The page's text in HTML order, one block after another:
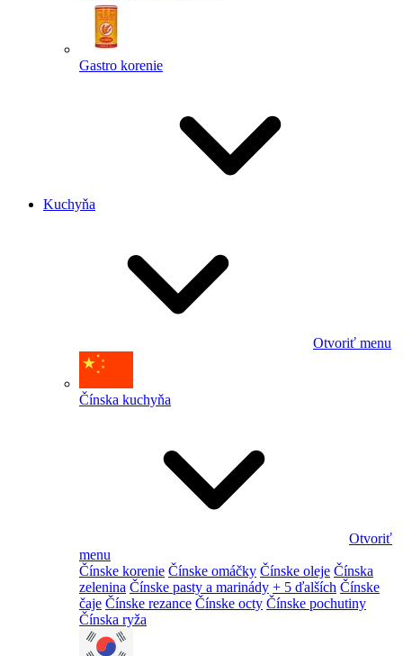
Gastro korenie
Kuchyňa
Otvoriť menu
Čínska kuchyňa
Otvoriť
menu
Čínske korenie Čínske omáčky Čínske oleje Čínska
zelenina Čínske pasty a marinády + 5 ďalších Čínske
čaje Čínske rezance Čínske octy Čínske pochutiny
Čínska ryža